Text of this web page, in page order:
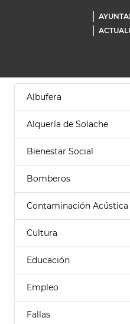
Albufera
Alquería de Solache
Bienestar Social
Bomberos
Contaminación Acústica
Cultura
Educación
Empleo
Fallas